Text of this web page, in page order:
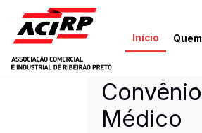
Pular para o conteúdo principal
Início
ACIRP -Convênio
Médico